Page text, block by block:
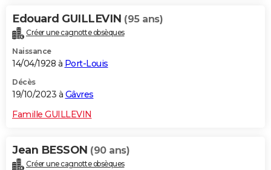
Edouard GUILLEVIN (95 ans)
Créer une cagnotte obsèques
Naissance
14/04/1928 à Port-Louis
Décès
19/10/2023 à Gâvres
Famille GUILLEVIN
Jean BESSON (90 ans)
Créer une cagnotte obsèques